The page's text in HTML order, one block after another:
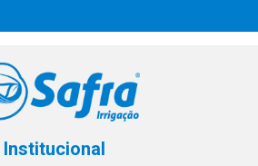
Institucional